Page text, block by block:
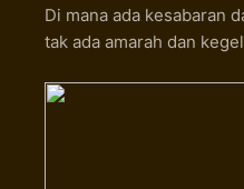
Di mana ada kesabaran
tak ada amarah dan